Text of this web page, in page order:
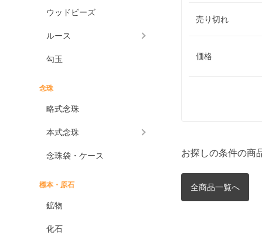
ウッドビーズ
ルース
勾玉
念珠
略式念珠
本式念珠
念珠袋・ケース
標本・原石
鉱物
化石
売り切れ
価格
お探しの条件の商
全商品一覧へ